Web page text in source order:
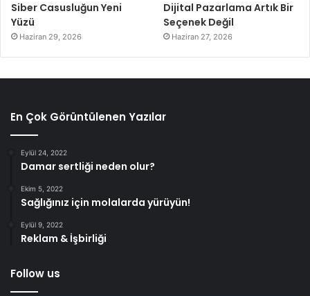
Siber Casusluğun Yeni
Yüzü
Haziran 29, 2026
Dijital Pazarlama Artık Bir
Seçenek Değil
Haziran 27, 2026
En Çok Görüntülenen Yazılar
Eylül 24, 2022
Damar sertliği neden olur?
Ekim 5, 2022
Sağlığınız için molalarda yürüyün!
Eylül 9, 2022
Reklam & İşbirliği
Follow us